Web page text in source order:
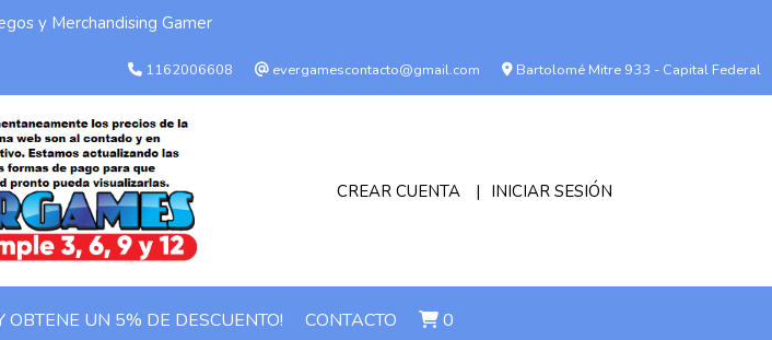
y Merchandising Gamer
1162006608 evergamescontacto@gmail.com Bartolomé Mitre 933 - Capital Federal
CREAR CUENTA INICIAR SESIÓN
OBTENE UN 5% DE DESCUENTO! CONTACTO 0